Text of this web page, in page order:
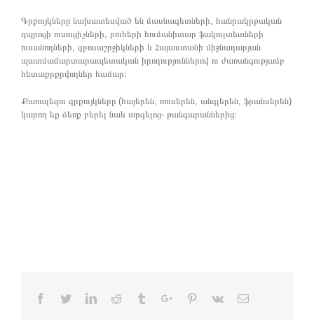
Գրքույկները նախատեսված են մասնագետների, հանրակրթական
դպրոցի ուսուցիչների, բուհերի հումանիտար ֆակուլտետների
ուսանողների, զբոսաշրջիկների և Հայաստանի միջնադարյան
պատմաճարտարապետական իրողություններով ու ժառանգությամբ
հետաքրքրվողներ համար։
Քառալեզու գրքույկները (հայերեն, ռուսերեն, անգլերեն, ֆրանսերեն)
կարող եք ձեռք բերել նաև արգելոց- թանգարաններից։
Facebook
TwitterLinkedinReddit TumblrGoogle+Pinterest
Vk Email